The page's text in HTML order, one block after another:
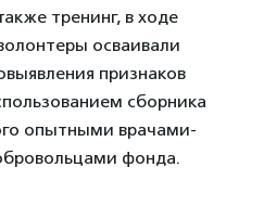
тренинг, в ходе
осваивали
признаков
сборника
опытными врачами-
фонда.